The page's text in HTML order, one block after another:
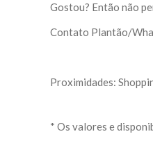
Gostou? Então não
Contato Plantão/
Proximidades:
* Os valores e